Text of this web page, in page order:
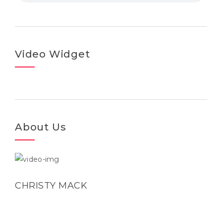
Video Widget
About Us
CHRISTY MACK